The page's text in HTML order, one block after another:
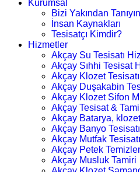
Kurumsal
Bizi Yakından Tanıyın
İnsan Kaynakları
Tesisatçı Kimdir?
Hizmetler
Akçay Su Tesisatı
Akçay Sıhhi Tesisat
Akçay Klozet
Akçay Duşakabin
Akçay Klozet Sifon
Akçay Tesisat &
Akçay Batarya,
Akçay Banyo
Akçay Mutfak
Akçay Petek
Akçay Musluk Tamiri